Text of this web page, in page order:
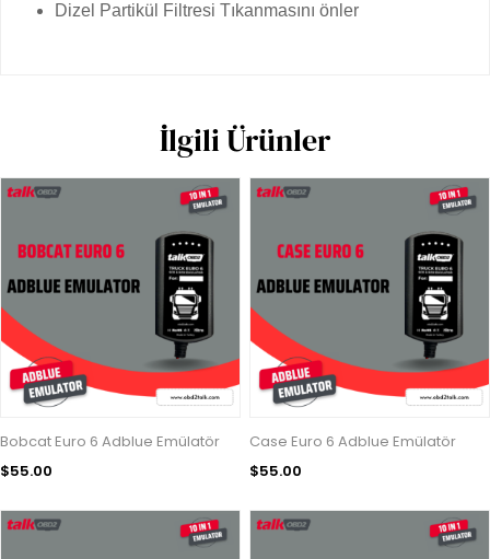
Dizel Partikül Filtresi Tıkanmasını önler
İlgili Ürünler
Bobcat Euro 6 Adblue Emülatör
$55.00
Case Euro 6 Adblue Emülatör
$55.00